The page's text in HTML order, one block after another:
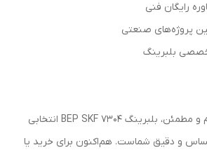
رایگان فنی
پروژه‌های صنعتی
برای کارکردی روان، بادوام و مطمئن، بلبرینگ 7304 BEP SKF انتخابی
و دقیق شماست. هم‌اکنون برای خرید یا